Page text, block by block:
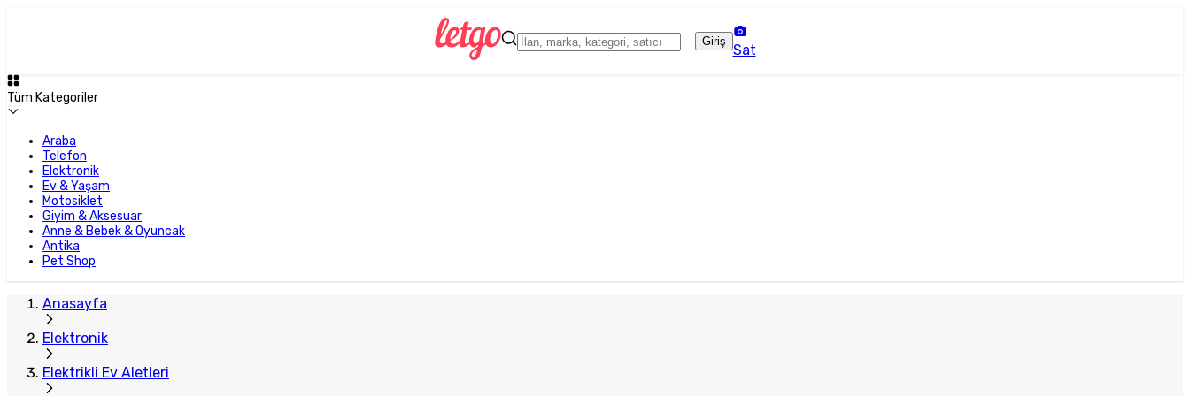
Giriş
Sat
Tüm Kategoriler
Araba
Telefon
Elektronik
Ev & Yaşam
Motosiklet
Giyim & Aksesuar
Anne & Bebek & Oyuncak
Antika
Pet Shop
Anasayfa
Elektronik
Elektrikli Ev Aletleri